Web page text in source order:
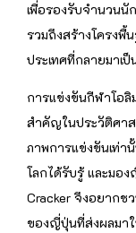
เพื่อรองรับจำนวนนั
รวมถึงสร้างโครง
ประเทศที่กลายมา
การแข่งขันกีฬาโอลิ
สำคัญในประวัติศาส
ภาพการแข่งขันเท่
โลกได้รับรู้ และมอ
Cracker จึงอยากช
ของญี่ปุ่นที่ส่งผลมาใ